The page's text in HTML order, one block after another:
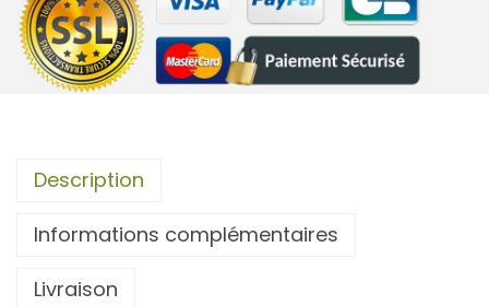
t
é
d
é
a
d
Description
Informations complémentaires
Livraison